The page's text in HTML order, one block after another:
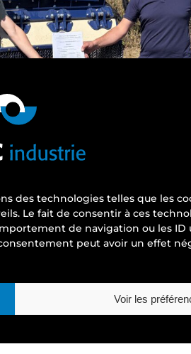
des technologies telles que les
Le fait de consentir à ces
de navigation ou les ID
peut avoir un effet
Voir les
de formation.
développement des